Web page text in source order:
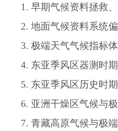
1.早期气候资料拯救
2.地面气候资料系统
3.极端天气气候指标
4. 东亚季风区器测时
5. 东亚季风区历史时
6. 亚洲干燥区气候与
7.青藏高原气候与极